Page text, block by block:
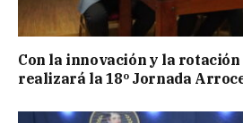
Con la innovación y la rotación
realizará la 18º Jornada